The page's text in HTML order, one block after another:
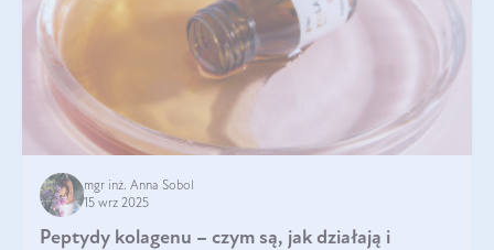
mgr inż. Anna Sobol
15 wrz 2025
Peptydy kolagenu – czym są, jak działają i